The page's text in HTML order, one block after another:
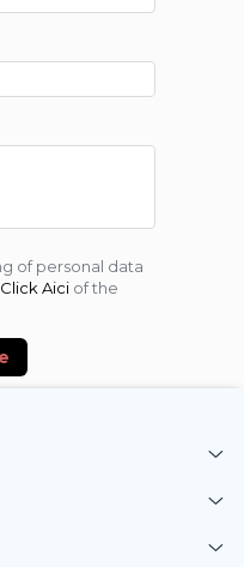
of personal data
Click Aici of the